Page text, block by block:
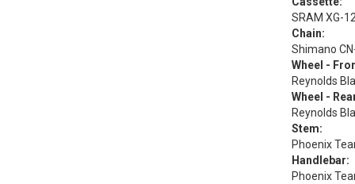
SRAM XG-
Chain:
Shimano
Wheel -
Reynolds
Wheel -
Reynolds
Stem:
Phoenix
Handlebar:
Phoenix